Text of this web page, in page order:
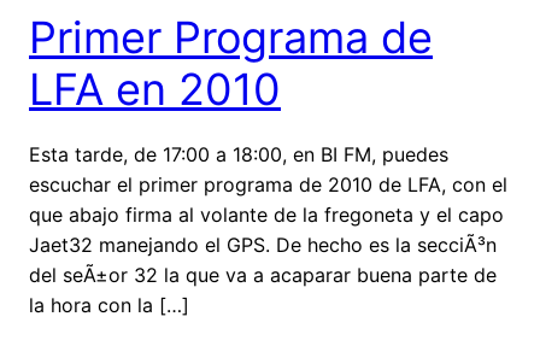
Primer Programa de
LFA en 2010
Esta tarde, de 17:00 a 18:00, en BI FM, puedes
escuchar el primer programa de 2010 de LFA, con el
que abajo firma al volante de la fregoneta y el capo
Jaet32 manejando el GPS. De hecho es la secciÃ³n
del seÃ±or 32 la que va a acaparar buena parte de
la hora con la […]